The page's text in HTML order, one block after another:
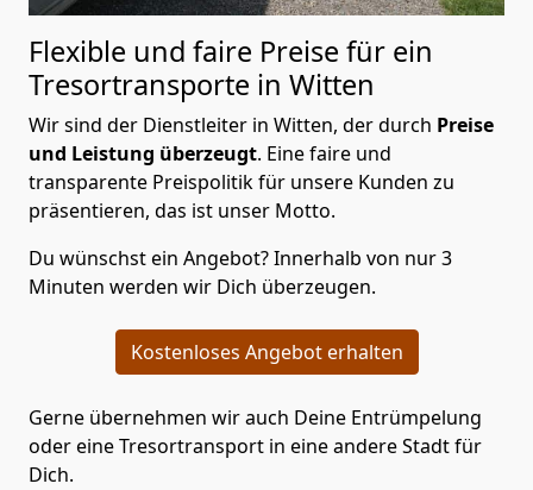
Flexible und faire Preise für ein
Tresortransporte in Witten
Wir sind der Dienstleiter in Witten, der durch Preise
und Leistung überzeugt. Eine faire und
transparente Preispolitik für unsere Kunden zu
präsentieren, das ist unser Motto.
Du wünschst ein Angebot? Innerhalb von nur 3
Minuten werden wir Dich überzeugen.
Kostenloses Angebot erhalten
Gerne übernehmen wir auch Deine Entrümpelung
oder eine Tresortransport in eine andere Stadt für
Dich.